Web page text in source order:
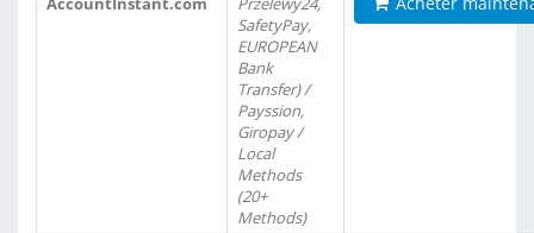
SafetyPay,
EUROPEAN
Bank
Transfer) /
Payssion,
Giropay /
Local
Methods
(20+
Methods)